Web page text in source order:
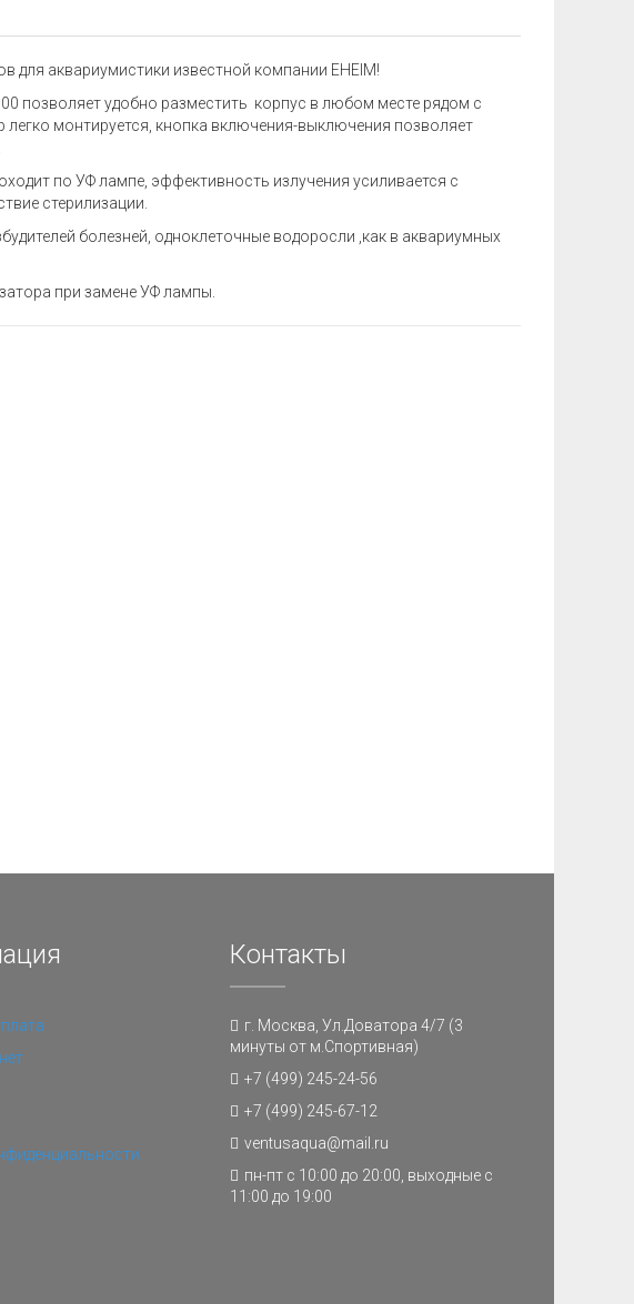
для аквариумистики известной компании EHEIM!
позволяет удобно разместить корпус в любом месте рядом с
монтируется, кнопка включения-выключения позволяет
по УФ лампе, эффективность излучения усиливается с
стерилизации.
болезней, одноклеточные водоросли ,как в аквариумных
при замене УФ лампы.
Контакты
г. Москва, Ул.Доватора 4/7 (3
минуты от м.Спортивная)
+7 (499) 245-24-56
+7 (499) 245-67-12
ventusaqua@mail.ru
пн-пт с 10:00 до 20:00, выходные с
11:00 до 19:00